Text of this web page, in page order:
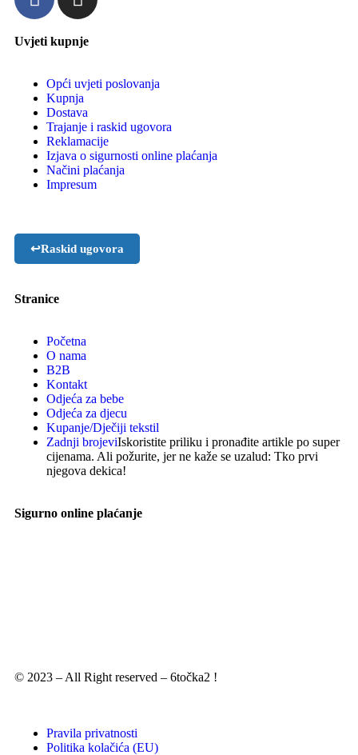
Uvjeti kupnje
Opći uvjeti poslovanja
Kupnja
Dostava
Trajanje i raskid ugovora
Reklamacije
Izjava o sigurnosti online plaćanja
Načini plaćanja
Impresum
↩Raskid ugovora
Stranice
Početna
O nama
B2B
Kontakt
Odjeća za bebe
Odjeća za djecu
Kupanje/Dječiji tekstil
Zadnji brojeviIskoristite priliku i pronađite artikle po super
cijenama. Ali požurite, jer ne kaže se uzalud: Tko prvi
njegova dekica!
Sigurno online plaćanje
© 2023 – All Right reserved – 6točka2 !
Pravila privatnosti
Politika kolačića (EU)